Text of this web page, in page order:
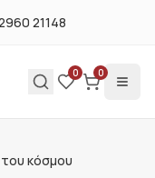
21148
0 0
κόσμου